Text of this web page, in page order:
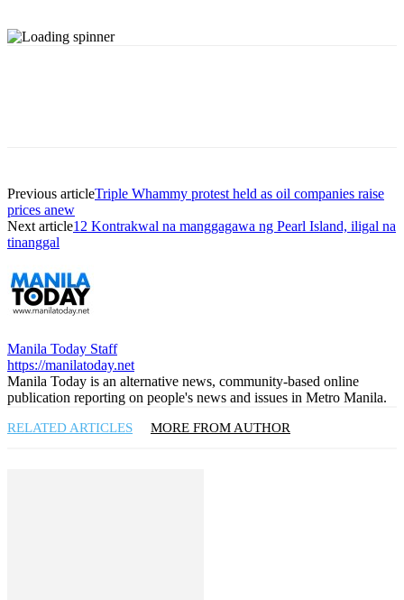
Previous articleTriple Whammy protest held as oil companies raise
prices anew
Next article12 Kontrakwal na manggagawa ng Pearl Island, iligal na
tinanggal
Manila Today Staff
https://manilatoday.net
Manila Today is an alternative news, community-based online
publication reporting on people's news and issues in Metro Manila.
RELATED ARTICLES MORE FROM AUTHOR